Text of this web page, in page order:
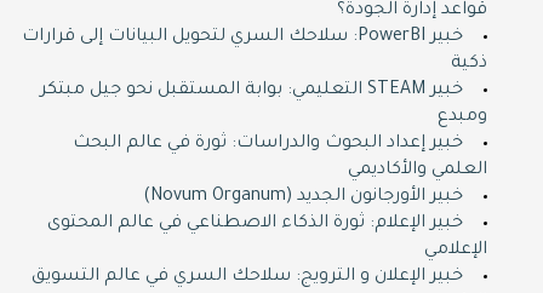
قواعد إدارة الجودة؟
خبير PowerBI: سلاحك السري لتحويل البيانات إلى قرارات
ذكية
خبير STEAM التعليمي: بوابة المستقبل نحو جيل مبتكر
ومبدع
خبير إعداد البحوث والدراسات: ثورة في عالم البحث
العلمي والأكاديمي
خبير الأورجانون الجديد (Novum Organum)
خبير الإعلام: ثورة الذكاء الاصطناعي في عالم المحتوى
الإعلامي
خبير الإعلان و الترويج: سلاحك السري في عالم التسويق